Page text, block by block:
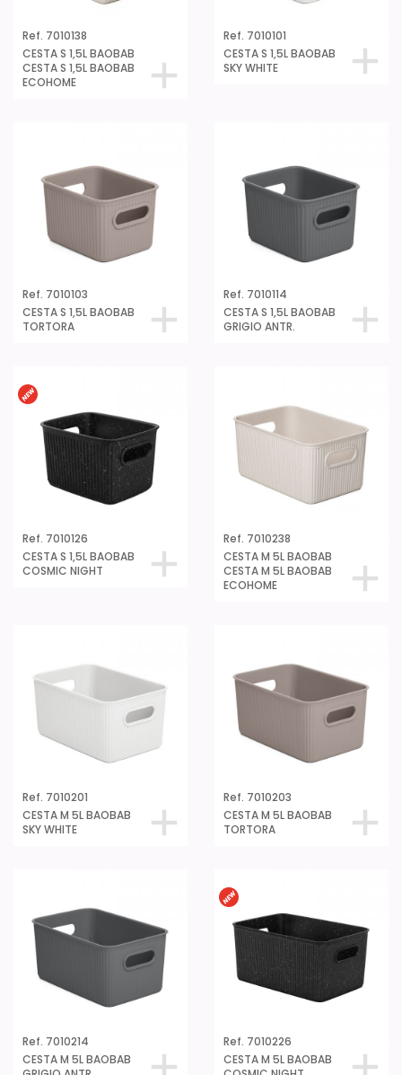
Ref. 7010138
CESTA S 1,5L BAOBAB
CESTA S 1,5L BAOBAB
ECOHOME
Ref. 7010101
CESTA S 1,5L BAOBAB
SKY WHITE
Ref. 7010103
CESTA S 1,5L BAOBAB
TORTORA
Ref. 7010114
CESTA S 1,5L BAOBAB
GRIGIO ANTR.
Ref. 7010126
CESTA S 1,5L BAOBAB
COSMIC NIGHT
Ref. 7010238
CESTA M 5L BAOBAB
CESTA M 5L BAOBAB
ECOHOME
Ref. 7010201
CESTA M 5L BAOBAB
SKY WHITE
Ref. 7010203
CESTA M 5L BAOBAB
TORTORA
Ref. 7010214
CESTA M 5L BAOBAB
Ref. 7010226
CESTA M 5L BAOBAB